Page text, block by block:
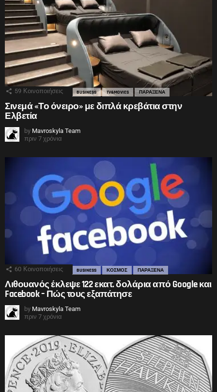
59 Κοινοποιήσεις BUSINESS TV&MOVIES ΠΑΡΑΞΕΝΑ
Σινεμά «Το όνειρο» με διπλά κρεβάτια στην
Ελβετία
by Mavroskyla Team
πριν 7 χρόνια
60 Κοινοποιήσεις BUSINESS ΚΟΣΜΟΣ ΠΑΡΑΞΕΝΑ
Λιθουανός έκλεψε 122 εκατ. δολάρια από Google και
Facebook – Πώς τους εξαπάτησε
by Mavroskyla Team
πριν 7 χρόνια